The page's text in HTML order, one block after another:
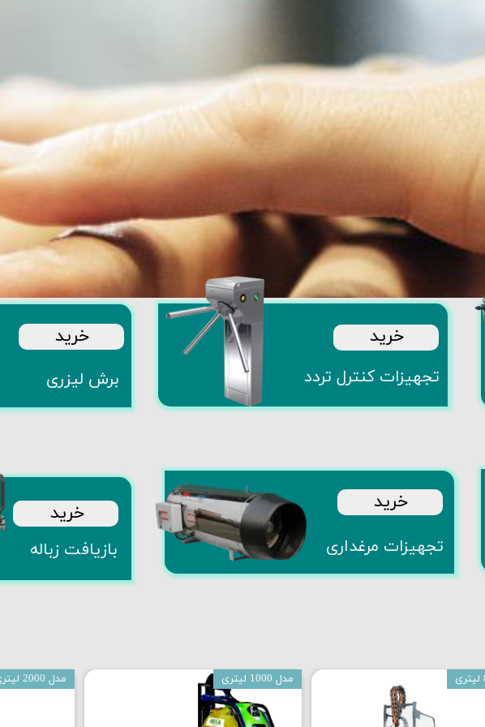
تجهیزات مرغداری
​خرید
تجهیزات کنترل تردد
​خرید
​بازیافت زباله
​خرید
​برش لیزری​​​​​​​
​خرید
مدل 2000 لیتری مدل 1000 لیتری